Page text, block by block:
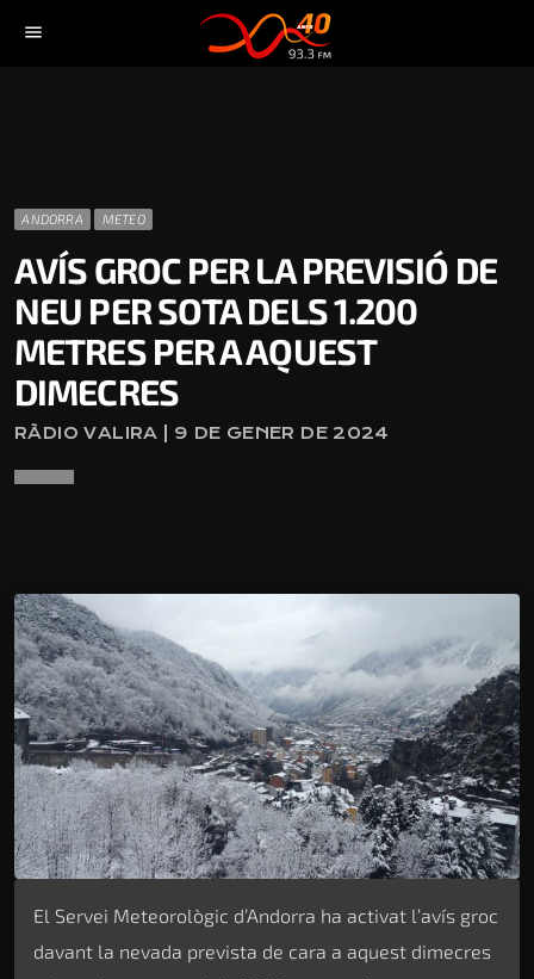
menu
ANDORRA METEO
AVÍS GROC PER LA PREVISIÓ DE
NEU PER SOTA DELS 1.200
METRES PER A AQUEST
DIMECRES
RÀDIO VALIRA | 9 DE GENER DE 2024
El Servei Meteorològic d’Andorra ha activat l’avís groc
davant la nevada prevista de cara a aquest dimecres